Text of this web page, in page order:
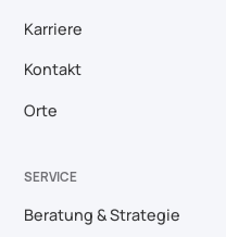
Karriere
Kontakt
Orte
SERVICE
Beratung & Strategie